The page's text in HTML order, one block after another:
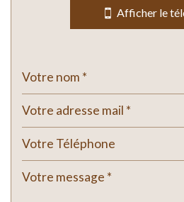
École primaire
Mairie
statistiques
Nombre d'habitants
Propriétaires (vs. locataires)
Afficher le